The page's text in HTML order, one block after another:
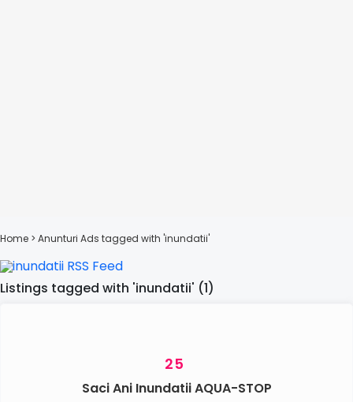
Home > Anunturi Ads tagged with 'inundatii'
Listings tagged with 'inundatii' (1)
25
Saci Ani Inundatii AQUA-STOP